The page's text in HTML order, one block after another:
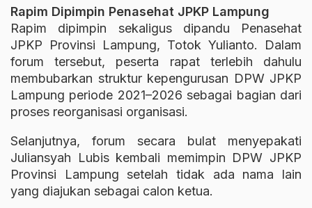
Rapim Dipimpin Penasehat JPKP Lampung
Rapim dipimpin sekaligus dipandu Penasehat
JPKP Provinsi Lampung, Totok Yulianto. Dalam
forum tersebut, peserta rapat terlebih dahulu
membubarkan struktur kepengurusan DPW JPKP
Lampung periode 2021–2026 sebagai bagian dari
proses reorganisasi organisasi.
Selanjutnya, forum secara bulat menyepakati
Juliansyah Lubis kembali memimpin DPW JPKP
Provinsi Lampung setelah tidak ada nama lain
yang diajukan sebagai calon ketua.